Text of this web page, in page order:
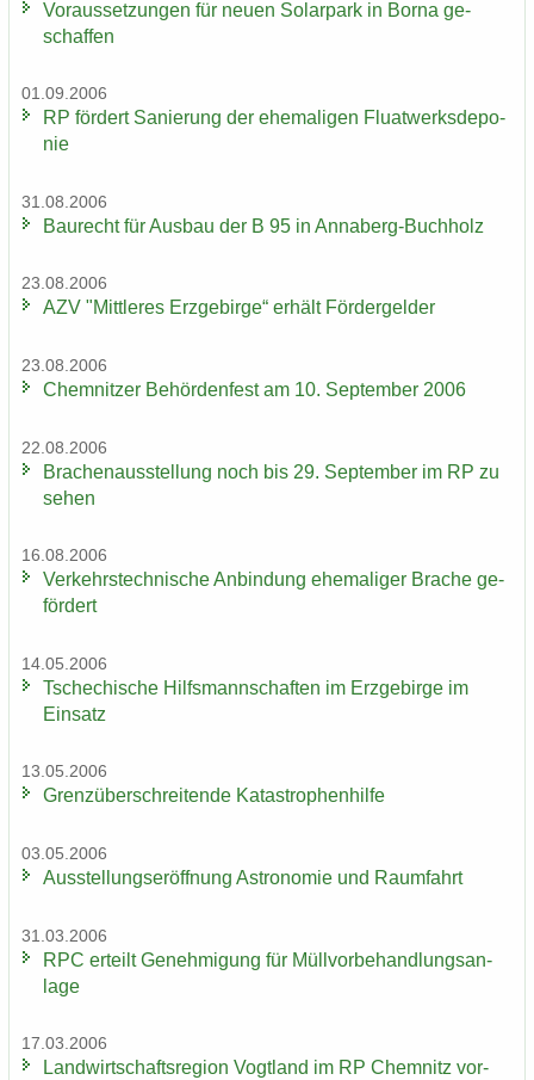
Vor­aus­set­zun­gen für neuen So­lar­park in Borna ge­
schaf­fen
01.09.2006
RP för­dert Sa­nie­rung der ehe­ma­li­gen Fluat­werks­de­po­
nie
31.08.2006
Bau­recht für Aus­bau der B 95 in Annaberg-​Buchholz
23.08.2006
AZV "Mitt­le­res Erz­ge­bir­ge“ er­hält För­der­gel­der
23.08.2006
Chem­nit­zer Be­hör­den­fest am 10. Sep­tem­ber 2006
22.08.2006
Bra­chen­aus­stel­lung noch bis 29. Sep­tem­ber im RP zu
sehen
16.08.2006
Ver­kehrs­tech­ni­sche An­bin­dung ehe­ma­li­ger Bra­che ge­
för­dert
14.05.2006
Tsche­chi­sche Hilfs­mann­schaf­ten im Erz­ge­bir­ge im
Ein­satz
13.05.2006
Grenz­über­schrei­ten­de Ka­ta­stro­phen­hil­fe
03.05.2006
Aus­stel­lungs­er­öff­nung As­tro­no­mie und Raum­fahrt
31.03.2006
RPC er­teilt Ge­neh­mi­gung für Müll­vor­be­hand­lungs­an­
la­ge
17.03.2006
Land­wirt­schafts­re­gi­on Vogt­land im RP Chem­nitz vor­